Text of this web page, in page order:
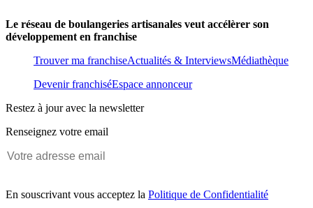
Le réseau de boulangeries artisanales veut accélèrer son
développement en franchise
Trouver ma franchiseActualités & InterviewsMédiathèque
Devenir franchiséEspace annonceur
Restez à jour avec la newsletter
Renseignez votre email
En souscrivant vous acceptez la Politique de Confidentialité